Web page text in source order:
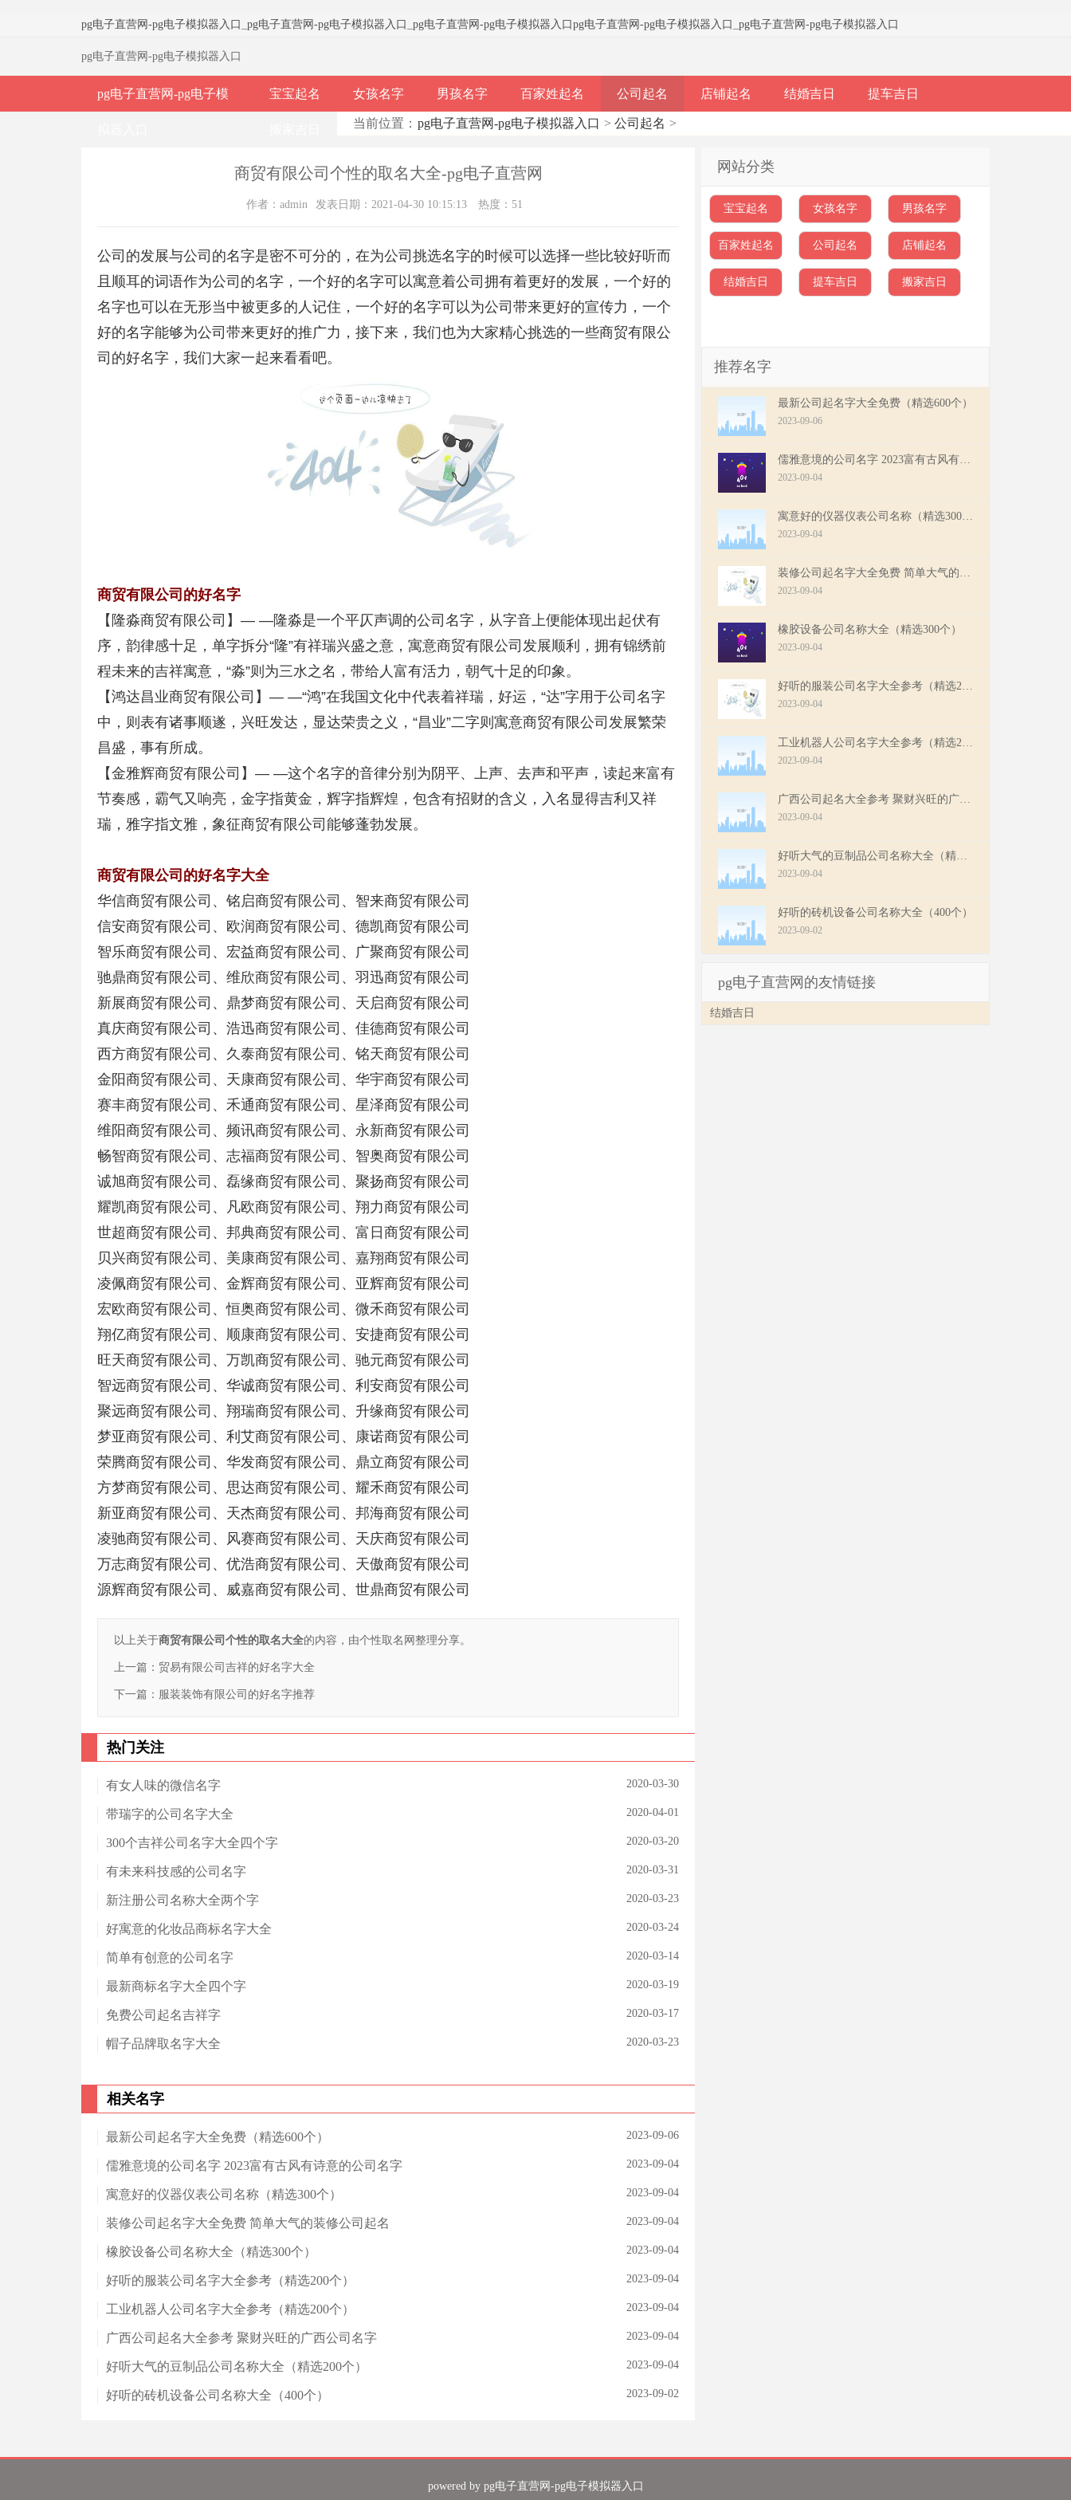
pg电子直营网-pg电子模拟器入口 pg电子直营网-pg电子模拟器入口 pg电子直营网-pg电子模拟器入口 pg电子直营网-pg电子模拟器入口 pg电子直营网-pg电子模拟器入口
pg电子直营网-pg电子模拟器入口
pg电子直营网-pg电子模 宝宝起名 女孩名字 男孩名字 百家姓起名 公司起名 店铺起名 结婚吉日 提车吉日
当前位置： pg电子直营网-pg电子模拟器入口 > 公司起名 >
商贸有限公司个性的取名大全-pg电子直营网
作者：admin 发表日期：2021-04-30 10:15:13 热度：51
公司的发展与公司的名字是密不可分的，在为公司挑选名字的时候可以选择一些比较好听而
且顺耳的词语作为公司的名字，一个好的名字可以寓意着公司拥有着更好的发展，一个好的
名字也可以在无形当中被更多的人记住，一个好的名字可以为公司带来更好的宣传力，一个
好的名字能够为公司带来更好的推广力，接下来，我们也为大家精心挑选的一些商贸有限公
司的好名字，我们大家一起来看看吧。
商贸有限公司的好名字
【隆淼商贸有限公司】— —隆淼是一个平仄声调的公司名字，从字音上便能体现出起伏有
序，韵律感十足，单字拆分“隆”有祥瑞兴盛之意，寓意商贸有限公司发展顺利，拥有锦绣前
程未来的吉祥寓意，“淼”则为三水之名，带给人富有活力，朝气十足的印象。
【鸿达昌业商贸有限公司】— —“鸿”在我国文化中代表着祥瑞，好运，“达”字用于公司名字
中，则表有诸事顺遂，兴旺发达，显达荣贵之义，“昌业”二字则寓意商贸有限公司发展繁荣
昌盛，事有所成。
【金雅辉商贸有限公司】— —这个名字的音律分别为阴平、上声、去声和平声，读起来富有
节奏感，霸气又响亮，金字指黄金，辉字指辉煌，包含有招财的含义，入名显得吉利又祥
瑞，雅字指文雅，象征商贸有限公司能够蓬勃发展。
商贸有限公司的好名字大全
华信商贸有限公司、铭启商贸有限公司、智来商贸有限公司
信安商贸有限公司、欧润商贸有限公司、德凯商贸有限公司
智乐商贸有限公司、宏益商贸有限公司、广聚商贸有限公司
驰鼎商贸有限公司、维欣商贸有限公司、羽迅商贸有限公司
新展商贸有限公司、鼎梦商贸有限公司、天启商贸有限公司
真庆商贸有限公司、浩迅商贸有限公司、佳德商贸有限公司
西方商贸有限公司、久泰商贸有限公司、铭天商贸有限公司
金阳商贸有限公司、天康商贸有限公司、华宇商贸有限公司
赛丰商贸有限公司、禾通商贸有限公司、星泽商贸有限公司
维阳商贸有限公司、频讯商贸有限公司、永新商贸有限公司
畅智商贸有限公司、志福商贸有限公司、智奥商贸有限公司
诚旭商贸有限公司、磊缘商贸有限公司、聚扬商贸有限公司
耀凯商贸有限公司、凡欧商贸有限公司、翔力商贸有限公司
世超商贸有限公司、邦典商贸有限公司、富日商贸有限公司
贝兴商贸有限公司、美康商贸有限公司、嘉翔商贸有限公司
凌佩商贸有限公司、金辉商贸有限公司、亚辉商贸有限公司
宏欧商贸有限公司、恒奥商贸有限公司、微禾商贸有限公司
翔亿商贸有限公司、顺康商贸有限公司、安捷商贸有限公司
旺天商贸有限公司、万凯商贸有限公司、驰元商贸有限公司
智远商贸有限公司、华诚商贸有限公司、利安商贸有限公司
聚远商贸有限公司、翔瑞商贸有限公司、升缘商贸有限公司
梦亚商贸有限公司、利艾商贸有限公司、康诺商贸有限公司
荣腾商贸有限公司、华发商贸有限公司、鼎立商贸有限公司
方梦商贸有限公司、思达商贸有限公司、耀禾商贸有限公司
新亚商贸有限公司、天杰商贸有限公司、邦海商贸有限公司
凌驰商贸有限公司、风赛商贸有限公司、天庆商贸有限公司
万志商贸有限公司、优浩商贸有限公司、天傲商贸有限公司
源辉商贸有限公司、威嘉商贸有限公司、世鼎商贸有限公司
以上关于商贸有限公司个性的取名大全的内容，由个性取名网整理分享。
上一篇： 贸易有限公司吉祥的好名字大全
下一篇： 服装装饰有限公司的好名字推荐
热门关注
2020-03-30
有女人味的微信名字
2020-04-01
带瑞字的公司名字大全
2020-03-20
300个吉祥公司名字大全四个字
2020-03-31
有未来科技感的公司名字
2020-03-23
新注册公司名称大全两个字
2020-03-24
好寓意的化妆品商标名字大全
2020-03-14
简单有创意的公司名字
2020-03-19
最新商标名字大全四个字
2020-03-17
免费公司起名吉祥字
2020-03-23
帽子品牌取名字大全
相关名字
2023-09-06
最新公司起名字大全免费（精选600个）
2023-09-04
儒雅意境的公司名字 2023富有古风有诗意的公司名字
2023-09-04
寓意好的仪器仪表公司名称（精选300个）
2023-09-04
装修公司起名字大全免费 简单大气的装修公司起名
2023-09-04
橡胶设备公司名称大全（精选300个）
2023-09-04
好听的服装公司名字大全参考（精选200个）
2023-09-04
工业机器人公司名字大全参考（精选200个）
2023-09-04
广西公司起名大全参考 聚财兴旺的广西公司名字
2023-09-04
好听大气的豆制品公司名称大全（精选200个）
2023-09-02
好听的砖机设备公司名称大全（400个）
网站分类
宝宝起名 女孩名字 男孩名字
百家姓起名 公司起名 店铺起名
结婚吉日 提车吉日 搬家吉日
推荐名字
最新公司起名字大全免费（精选600个）
2023-09-06
2023-09-04
2023-09-04
2023-09-04
橡胶设备公司名称大全（精选300个）
2023-09-04
2023-09-04
2023-09-04
2023-09-04
2023-09-04
好听的砖机设备公司名称大全（400个）
2023-09-02
pg电子直营网的友情链接
结婚吉日
powered by pg电子直营网-pg电子模拟器入口